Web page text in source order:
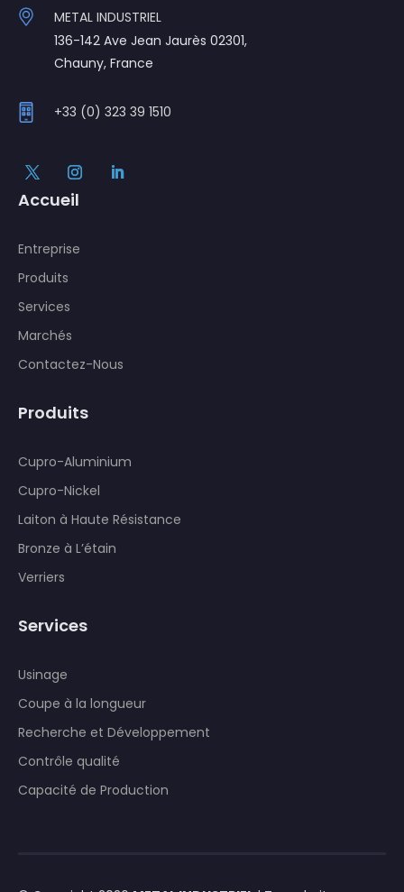
METAL INDUSTRIEL
136-142 Ave Jean Jaurès 02301,
Chauny, France
+33 (0) 323 39 1510
Accueil
Entreprise
Produits
Services
Marchés
Contactez-Nous
Produits
Cupro-Aluminium
Cupro-Nickel
Laiton à Haute Résistance
Bronze à L’étain
Verriers
Services
Usinage
Coupe à la longueur
Recherche et Développement
Contrôle qualité
Capacité de Production